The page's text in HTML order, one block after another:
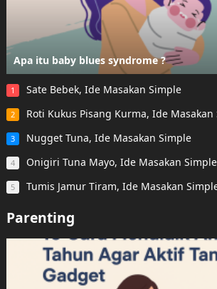
Apa itu baby blues syndrome ?
1 Sate Bebek, Ide Masakan Simple
2 Roti Kukus Pisang Kurma, Ide Masakan
3 Nugget Tuna, Ide Masakan Simple
4 Onigiri Tuna Mayo, Ide Masakan Simple
5 Tumis Jamur Tiram, Ide Masakan
Parenting